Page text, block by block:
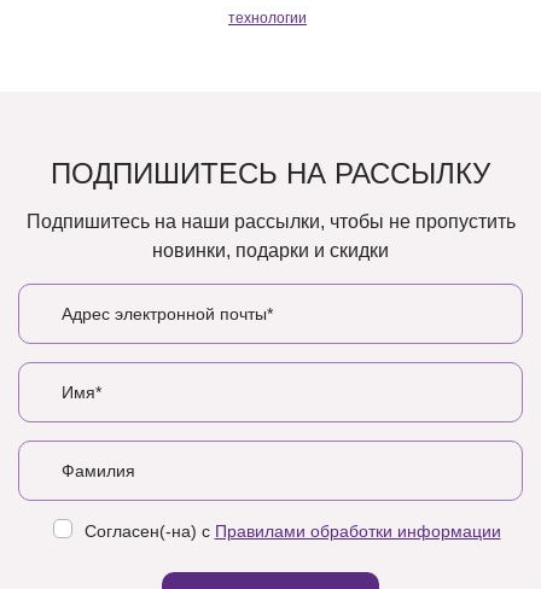
технологии
ПОДПИШИТЕСЬ НА РАССЫЛКУ
Подпишитесь на наши рассылки, чтобы не пропустить
новинки, подарки и скидки
Согласен(-на) с Правилами обработки информации